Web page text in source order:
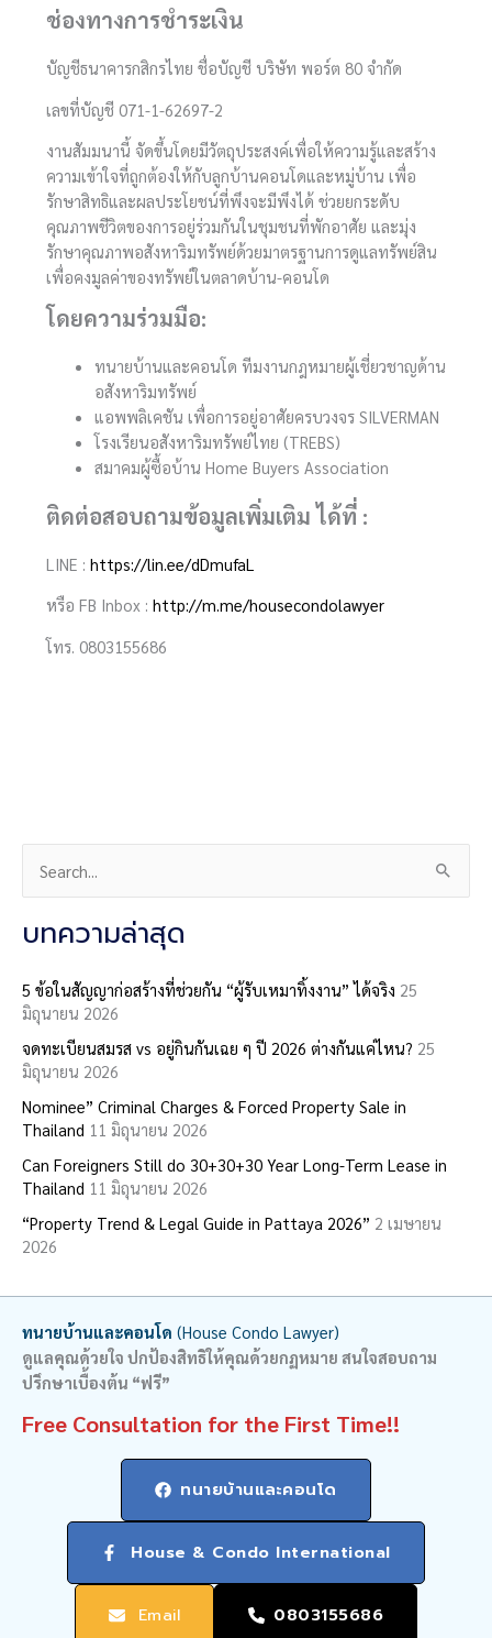
ช่องทางการชำระเงิน
บัญชีธนาคารกสิกรไทย ชื่อบัญชี บริษัท พอร์ต 80 จำกัด
เลขที่บัญชี 071-1-62697-2
งานสัมมนานี้ จัดขึ้นโดยมีวัตถุประสงค์เพื่อให้ความรู้และสร้าง
ความเข้าใจที่ถูกต้องให้กับลูกบ้านคอนโดและหมู่บ้าน เพื่อ
รักษาสิทธิและผลประโยชน์ที่พึงจะมีพึงได้ ช่วยยกระดับ
คุณภาพชีวิตของการอยู่ร่วมกันในชุมชนที่พักอาศัย และมุ่ง
รักษาคุณภาพอสังหาริมทรัพย์ด้วยมาตรฐานการดูแลทรัพย์สิน
เพื่อคงมูลค่าของทรัพย์ในตลาดบ้าน-คอนโด
โดยความร่วมมือ:
ทนายบ้านและคอนโด ทีมงานกฎหมายผู้เชี่ยวชาญด้าน
อสังหาริมทรัพย์
แอพพลิเคชัน เพื่อการอยู่อาศัยครบวงจร SILVERMAN
โรงเรียนอสังหาริมทรัพย์ไทย (TREBS)
สมาคมผู้ซื้อบ้าน Home Buyers Association
ติดต่อสอบถามข้อมูลเพิ่มเติม ได้ที่ :
LINE : https://lin.ee/dDmufaL
หรือ FB Inbox : http://m.me/housecondolawyer
โทร. 0803155686
a
c
h
f
o
r
บทความล่าสุด
5 ข้อในสัญญาก่อสร้างที่ช่วยกัน “ผู้รับเหมาทิ้งงาน” ได้จริง 25
มิถุนายน 2026
จดทะเบียนสมรส vs อยู่กินกันเฉย ๆ ปี 2026 ต่างกันแค่ไหน? 25
มิถุนายน 2026
Nominee” Criminal Charges & Forced Property Sale in
Thailand 11 มิถุนายน 2026
Can Foreigners Still do 30+30+30 Year Long-Term Lease in
Thailand 11 มิถุนายน 2026
“Property Trend & Legal Guide in Pattaya 2026” 2 เมษายน
2026
ทนายบ้านและคอนโด (House Condo Lawyer)
ดูแลคุณด้วยใจ ปกป้องสิทธิให้คุณด้วยกฏหมาย สนใจสอบถาม
ปรึกษาเบื้องต้น “ฟรี”
Free Consultation for the First Time!!
ทนายบ้านและคอนโด
House & Condo International
Email 0803155686